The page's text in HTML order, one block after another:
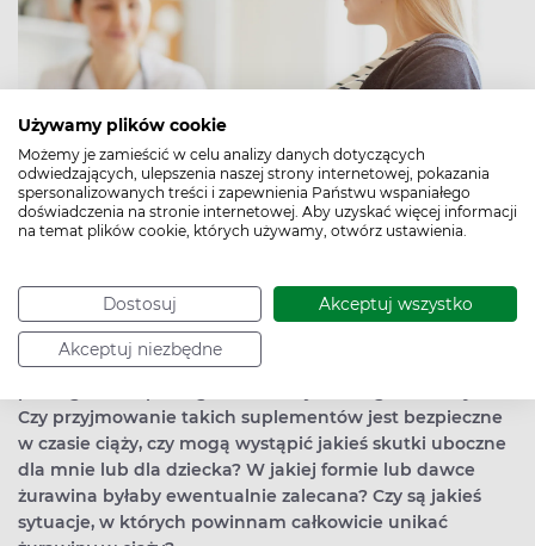
Używamy plików cookie
Możemy je zamieścić w celu analizy danych dotyczących
odwiedzających, ulepszenia naszej strony internetowej, pokazania
spersonalizowanych treści i zapewnienia Państwu wspaniałego
doświadczenia na stronie internetowej. Aby uzyskać więcej informacji
na temat plików cookie, których używamy, otwórz ustawienia.
Dostosuj Akceptuj wszystko
Akceptuj niezbędne
Jestem w ciąży i zastanawiam się nad suplementacją
żurawiny w tabletkach, ponieważ słyszałam, że może
Czy przyjmowanie takich suplementów jest bezpieczne
w czasie ciąży, czy mogą wystąpić jakieś skutki uboczne
dla mnie lub dla dziecka? W jakiej formie lub dawce
żurawina byłaby ewentualnie zalecana? Czy są jakieś
sytuacje, w których powinnam całkowicie unikać